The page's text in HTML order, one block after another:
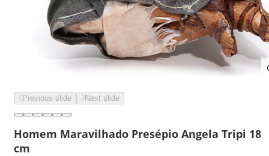
Previous slide Next slide
Homem Maravilhado Presépio Angela Tripi 18
cm